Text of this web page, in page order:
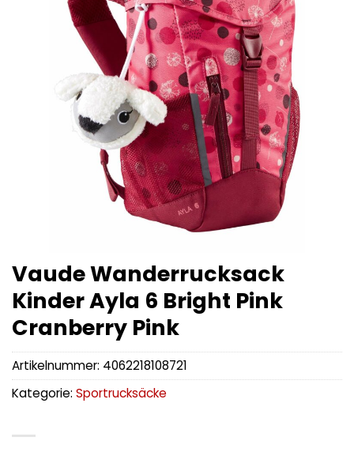
Vaude Wanderrucksack
Kinder Ayla 6 Bright Pink
Cranberry Pink
Artikelnummer: 4062218108721
Kategorie: Sportrucksäcke